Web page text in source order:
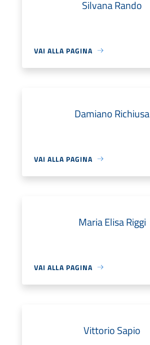
Silvana Rando
VAI ALLA PAGINA
Damiano Richiusa
VAI ALLA PAGINA
Maria Elisa Riggi
VAI ALLA PAGINA
Vittorio Sapio